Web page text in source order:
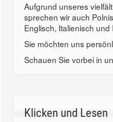
Aufgrund unseres
sprechen wir auch
Englisch, Italienisch und
Sie möchten uns
Schauen Sie vorbei in
Klicken und Lesen